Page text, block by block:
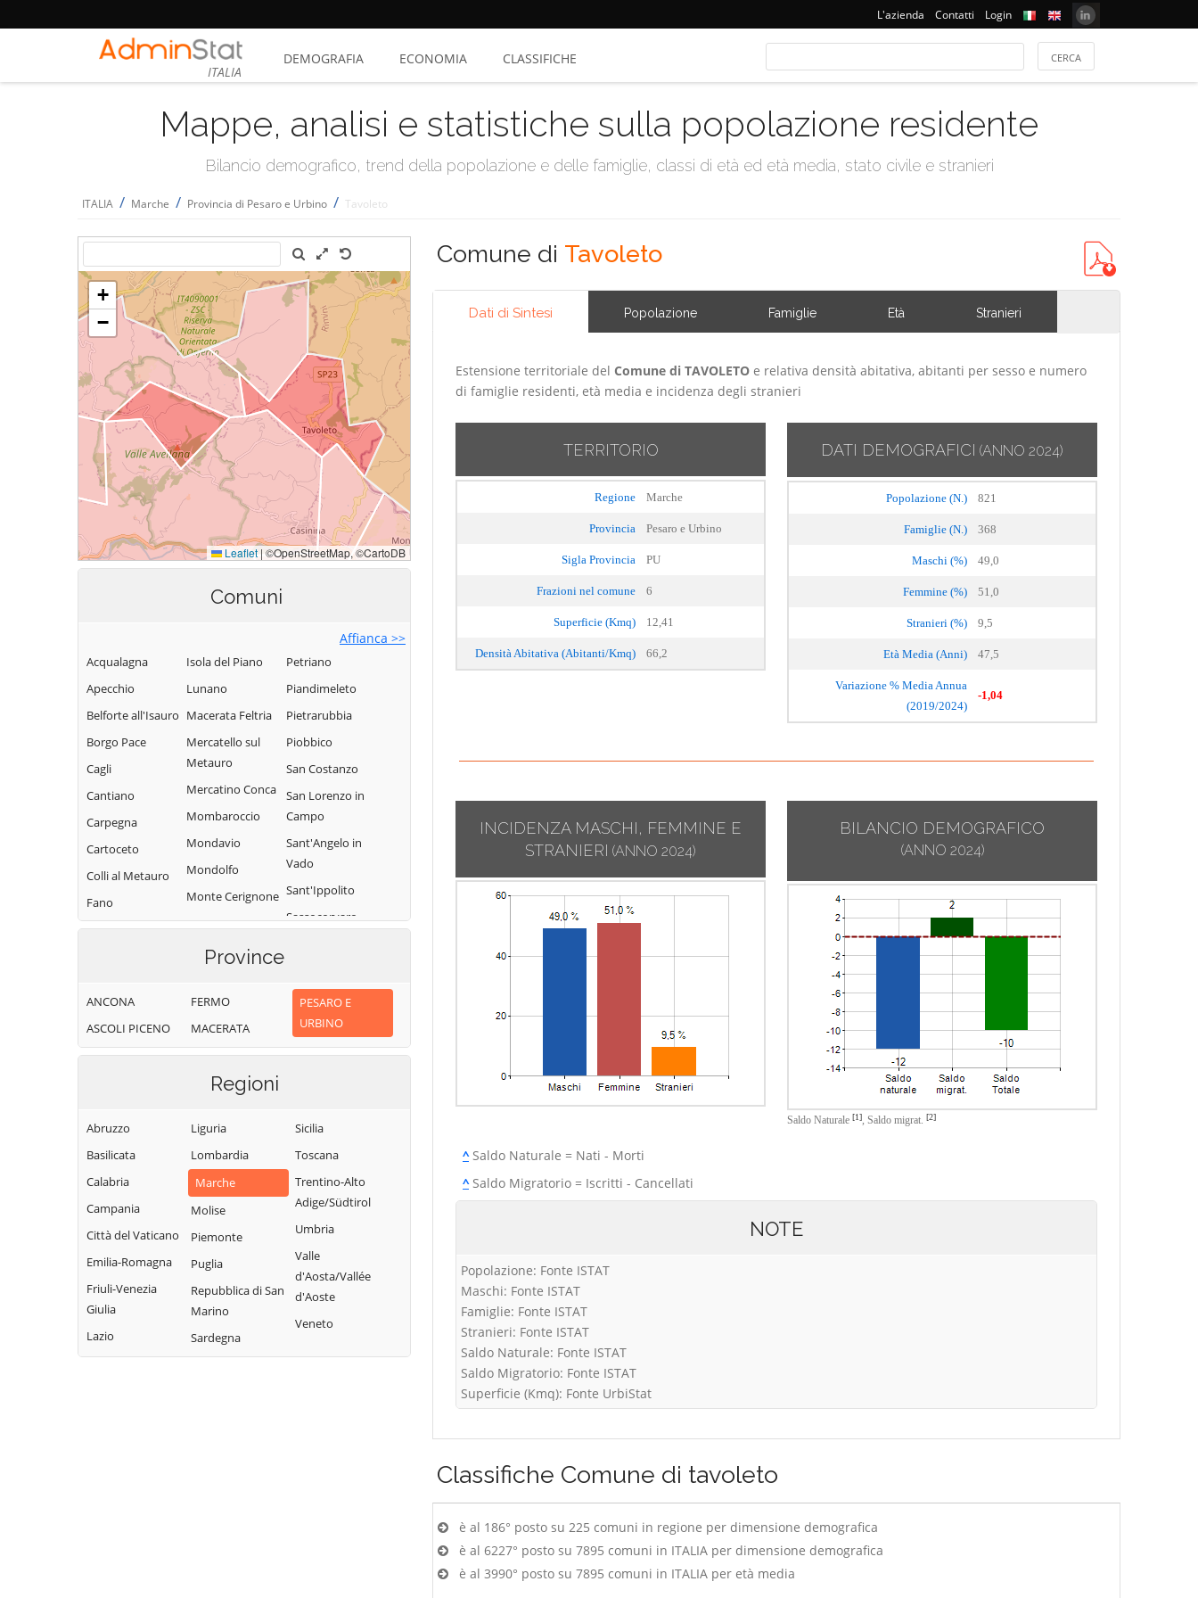
L'azienda Contatti Login
ITALIA
DEMOGRAFIA ECONOMIA CLASSIFICHE
Mappe, analisi e statistiche sulla popolazione residente
Bilancio demografico, trend della popolazione e delle famiglie, classi di età ed età media, stato civile e stranieri
ITALIA / Marche / Provincia di Pesaro e Urbino / Tavoleto
Comuni
Affianca >>
Acqualagna
Apecchio
Belforte all'Isauro
Borgo Pace
Cagli
Cantiano
Carpegna
Cartoceto
Colli al Metauro
Fano
Fermignano
Frontino
Frontone
Isola del Piano
Lunano
Macerata Feltria
Mercatello sul
Metauro
Mercatino Conca
Mombaroccio
Mondavio
Mondolfo
Monte Cerignone
Monte Grimano
Montecalvo in
Montefelcino
Pergola
Pesaro
Petriano
Piandimeleto
Pietrarubbia
Piobbico
San Costanzo
San Lorenzo in
Campo
Sant'Angelo in
Vado
Sant'Ippolito
Sassocorvaro
Tavoleto
Tavullia
Urbino
Province
ANCONA
ASCOLI PICENO
FERMO
MACERATA
PESARO E
URBINO
Regioni
Abruzzo
Basilicata
Calabria
Campania
Città del Vaticano
Emilia-Romagna
Friuli-Venezia
Giulia
Lazio
Liguria
Lombardia
Marche
Molise
Piemonte
Puglia
Repubblica di San
Marino
Sardegna
Sicilia
Toscana
Trentino-Alto
Adige/Südtirol
Umbria
Valle
d'Aosta/Vallée
d'Aoste
Veneto
Comune di Tavoleto
Dati di Sintesi Popolazione Famiglie Età Stranieri
Estensione territoriale del Comune di TAVOLETO e relativa densità abitativa, abitanti per sesso e numero
di famiglie residenti, età media e incidenza degli stranieri
TERRITORIO
Regione Marche
Provincia Pesaro e Urbino
Sigla Provincia PU
Frazioni nel comune 6
Superficie (Kmq) 12,41
Densità Abitativa (Abitanti/Kmq) 66,2
DATI DEMOGRAFICI (ANNO 2024)
Popolazione (N.) 821
Famiglie (N.) 368
Maschi (%) 49,0
Femmine (%) 51,0
Stranieri (%) 9,5
Età Media (Anni) 47,5
Variazione % Media Annua
(2019/2024)
-1,04
INCIDENZA MASCHI, FEMMINE E
STRANIERI (ANNO 2024)
BILANCIO DEMOGRAFICO
(ANNO 2024)
Saldo Naturale [1], Saldo migrat. [2]
^Saldo Naturale = Nati - Morti
^Saldo Migratorio = Iscritti - Cancellati
NOTE
Popolazione: Fonte ISTAT
Maschi: Fonte ISTAT
Famiglie: Fonte ISTAT
Stranieri: Fonte ISTAT
Saldo Naturale: Fonte ISTAT
Saldo Migratorio: Fonte ISTAT
Superficie (Kmq): Fonte UrbiStat
Classifiche Comune di tavoleto
è al 186° posto su 225 comuni in regione per dimensione demografica
è al 6227° posto su 7895 comuni in ITALIA per dimensione demografica
è al 3990° posto su 7895 comuni in ITALIA per età media